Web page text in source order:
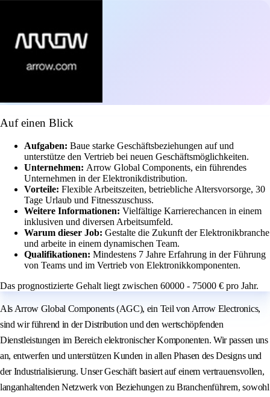
Auf einen Blick
Aufgaben: Baue starke Geschäftsbeziehungen auf und
unterstütze den Vertrieb bei neuen Geschäftsmöglichkeiten.
Unternehmen: Arrow Global Components, ein führendes
Unternehmen in der Elektronikdistribution.
Vorteile: Flexible Arbeitszeiten, betriebliche Altersvorsorge, 30
Tage Urlaub und Fitnesszuschuss.
Weitere Informationen: Vielfältige Karrierechancen in einem
inklusiven und diversen Arbeitsumfeld.
Warum dieser Job: Gestalte die Zukunft der Elektronikbranche
und arbeite in einem dynamischen Team.
Qualifikationen: Mindestens 7 Jahre Erfahrung in der Führung
von Teams und im Vertrieb von Elektronikkomponenten.
Das prognostizierte Gehalt liegt zwischen 60000 - 75000 € pro Jahr.
Als Arrow Global Components (AGC), ein Teil von Arrow Electronics,
sind wir führend in der Distribution und den wertschöpfenden
Dienstleistungen im Bereich elektronischer Komponenten. Wir passen uns
an, entwerfen und unterstützen Kunden in allen Phasen des Designs und
der Industrialisierung. Unser Geschäft basiert auf einem vertrauensvollen,
langanhaltenden Netzwerk von Beziehungen zu Branchenführern, sowohl